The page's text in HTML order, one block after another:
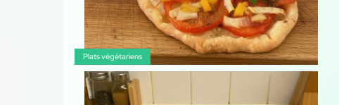
Plats végétariens